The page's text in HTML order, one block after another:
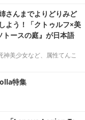
さんまでよりどりみど
よう！「クトゥルフ×美
トースの庭』が日本語
美少女など、属性てんこ
特集